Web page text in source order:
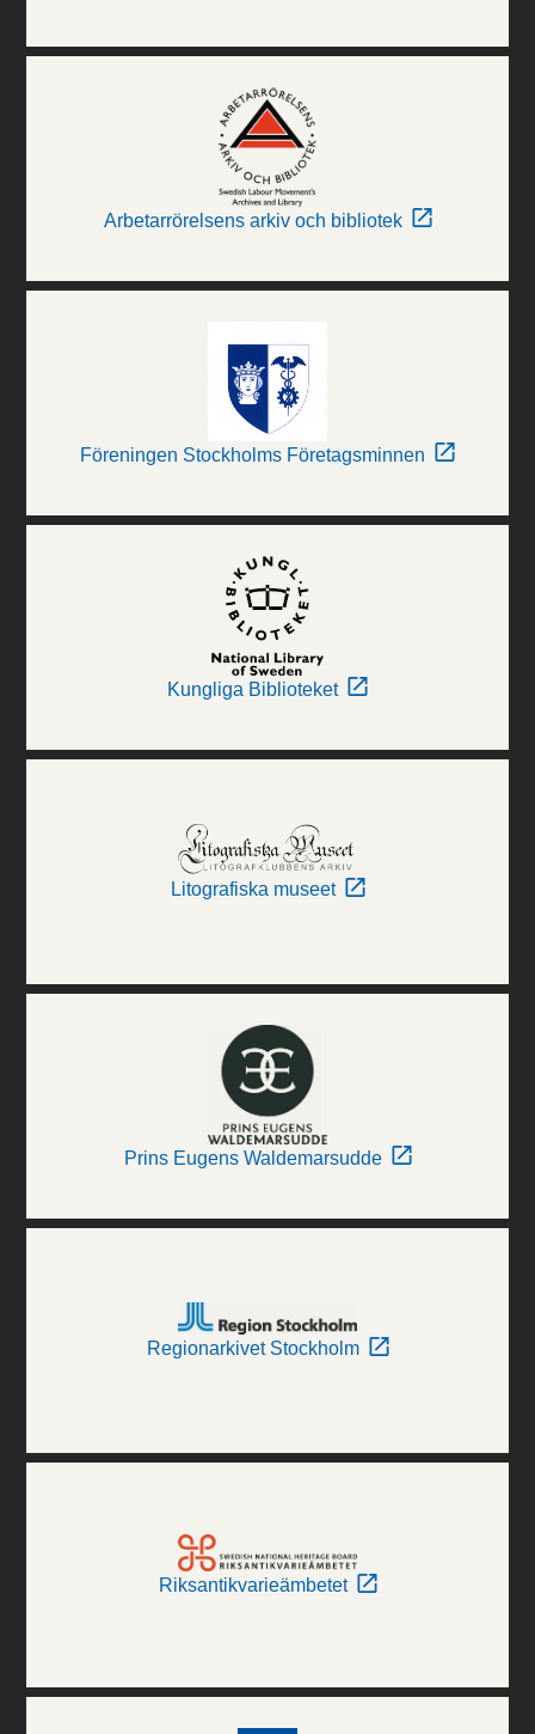
Arbetarrörelsens arkiv och bibliotek
Föreningen Stockholms Företagsminnen
Kungliga Biblioteket
Litografiska museet
Prins Eugens Waldemarsudde
Regionarkivet Stockholm
Riksantikvarieämbetet